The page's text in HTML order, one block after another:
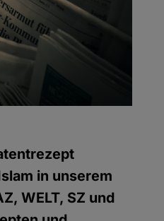
in unserem
WELT, SZ und